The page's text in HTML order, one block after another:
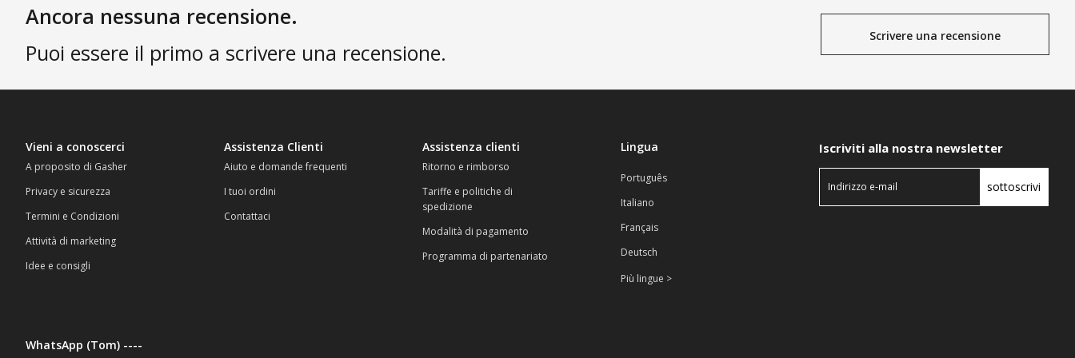
Ancora nessuna recensione.
Puoi essere il primo a scrivere una recensione.
Scrivere una recensione
Vieni a conoscerci
A proposito di Gasher
Privacy e sicurezza
Termini e Condizioni
Attività di marketing
Idee e consigli
Assistenza Clienti
Aiuto e domande frequenti
I tuoi ordini
Contattaci
Assistenza clienti
Ritorno e rimborso
Tariffe e politiche di
spedizione
Modalità di pagamento
Programma di partenariato
Lingua
Português
Italiano
Français
Deutsch
Più lingue >
WhatsApp (Tom) ----
Iscriviti alla nostra newsletter
sottoscrivi